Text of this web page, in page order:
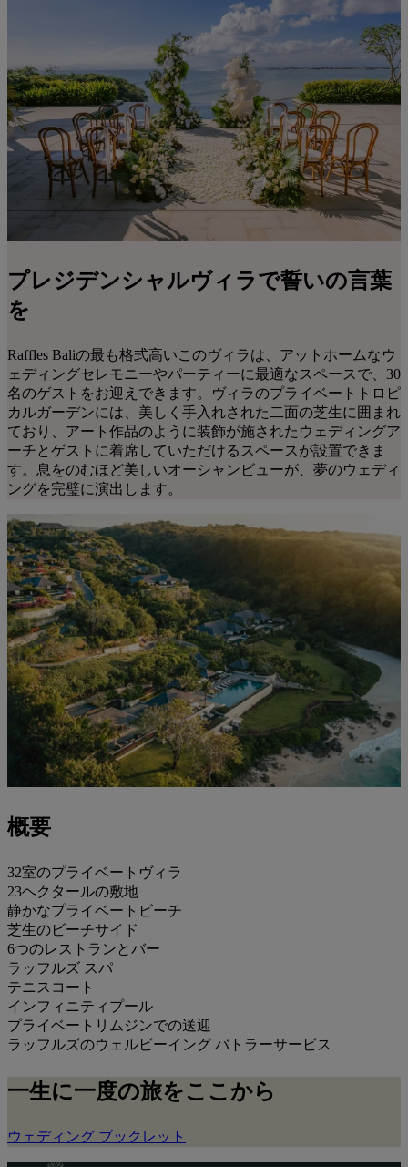
プレジデンシャルヴィラで誓いの言葉
を
Raffles Baliの最も格式高いこのヴィラは、アットホームなウ
ェディングセレモニーやパーティーに最適なスペースで、30
名のゲストをお迎えできます。ヴィラのプライベートトロピ
カルガーデンには、美しく手入れされた二面の芝生に囲まれ
ており、アート作品のように装飾が施されたウェディングア
ーチとゲストに着席していただけるスペースが設置できま
す。息をのむほど美しいオーシャンビューが、夢のウェディ
ングを完璧に演出します。
概要
32室のプライベートヴィラ
23ヘクタールの敷地
静かなプライベートビーチ
芝生のビーチサイド
6つのレストランとバー
ラッフルズ スパ
テニスコート
インフィニティプール
プライベートリムジンでの送迎
ラッフルズのウェルビーイング バトラーサービス
一生に一度の旅をここから
ウェディング ブックレット